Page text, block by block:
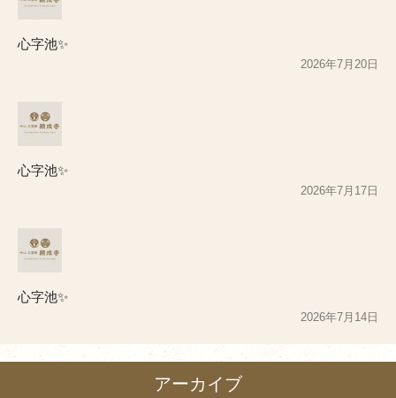
心字池✨
2026年7月20日
心字池✨
2026年7月17日
心字池✨
2026年7月14日
アーカイブ